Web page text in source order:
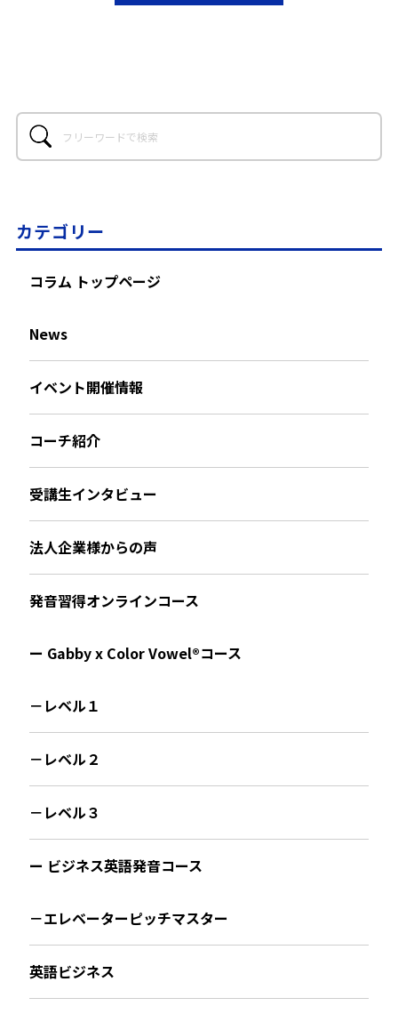
カテゴリー
コラム トップページ
News
イベント開催情報
コーチ紹介
受講生インタビュー
法人企業様からの声
発音習得オンラインコース
ー Gabby x Color Vowel®︎コース
－レベル１
－レベル２
－レベル３
ー ビジネス英語発音コース
－エレベーターピッチマスター
英語ビジネス